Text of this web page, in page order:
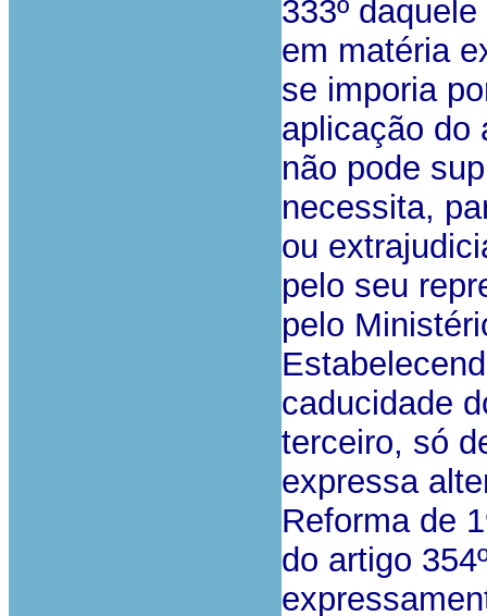
333º
em matéria
se imporia
aplicação do
não pode
necessita,
ou
pelo seu
pelo
caducidade
terceiro, só
expressa
Reforma de
do artigo